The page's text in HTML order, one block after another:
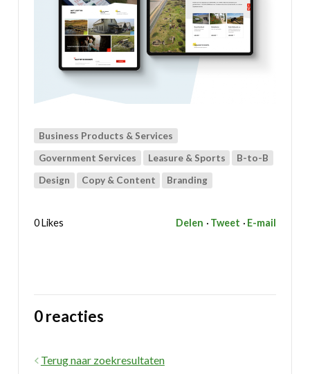
Business Products & Services
Government Services Leasure & Sports B-to-B
Design Copy & Content Branding
0 Likes Delen Tweet E-mail
0 reacties
Terug naar zoekresultaten